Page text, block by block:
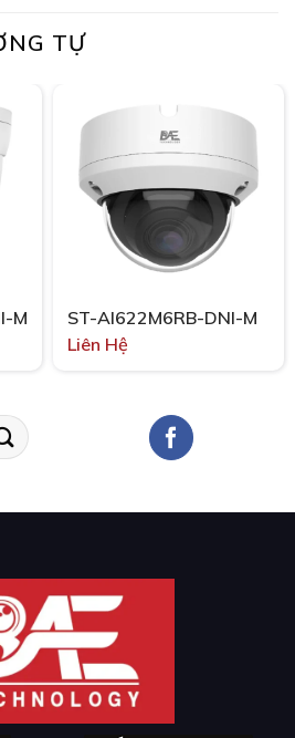
TỰ
M
ST-AI622M6RB-DNI-M
Liên Hệ